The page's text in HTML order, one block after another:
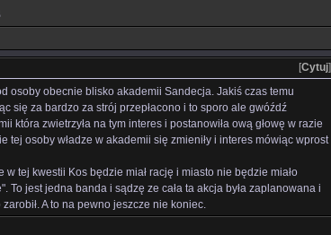
[Cytuj]
osoby obecnie blisko akademii Sandecja. Jakiś czas temu
się za bardzo za strój przepłacono i to sporo ale gwóźdź
która zwietrzyła na tym interes i postanowiła ową głowę w razie
osoby władze w akademii się zmieniły i interes mówiąc wprost
tej kwestii Kos będzie miał rację i miasto nie będzie miało
To jest jedna banda i sądzę ze cała ta akcja była zaplanowana i
A to na pewno jeszcze nie koniec.